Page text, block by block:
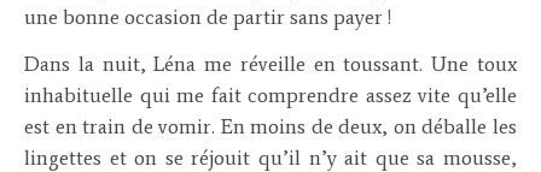
une bonne occasion de partir sans payer !
Dans la nuit, Léna me réveille en toussant. Une toux
inhabituelle qui me fait comprendre assez vite qu’elle
est en train de vomir. En moins de deux, on déballe les
lingettes et on se réjouit qu’il n’y ait que sa mousse,